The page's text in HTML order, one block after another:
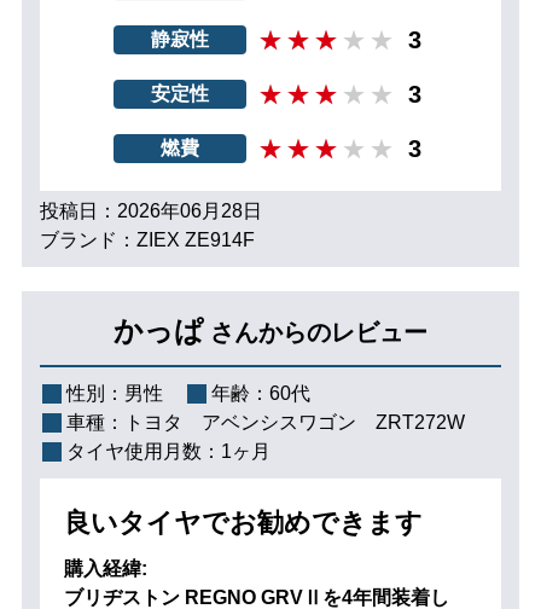
静寂性 3
安定性 3
燃費 3
投稿日：2026年06月28日
ブランド：ZIEX ZE914F
かっぱ さんからのレビュー
性別： 男性 年齢： 60代
車種：
トヨタ アベンシスワゴン ZRT272W
タイヤ使用月数： 1ヶ月
良いタイヤでお勧めできます
購入経緯:
ブリヂストン REGNO GRVⅡを4年間装着し